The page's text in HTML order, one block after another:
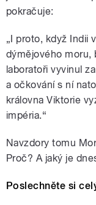
pokračuje:
„I proto, když Indii
dýmějového moru,
laboratoři vyvinul
a očkování s ní
královna Viktorie
impéria.“
Navzdory tomu
Proč? A jaký je
Poslechněte si